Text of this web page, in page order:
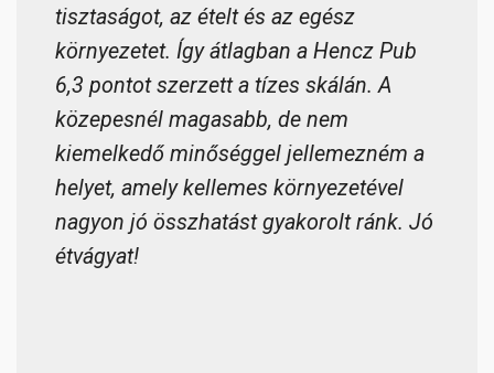
tisztaságot, az ételt és az egész
környezetet. Így átlagban a Hencz Pub
6,3 pontot szerzett a tízes skálán. A
közepesnél magasabb, de nem
kiemelkedő minőséggel jellemezném a
helyet, amely kellemes környezetével
nagyon jó összhatást gyakorolt ránk. Jó
étvágyat!